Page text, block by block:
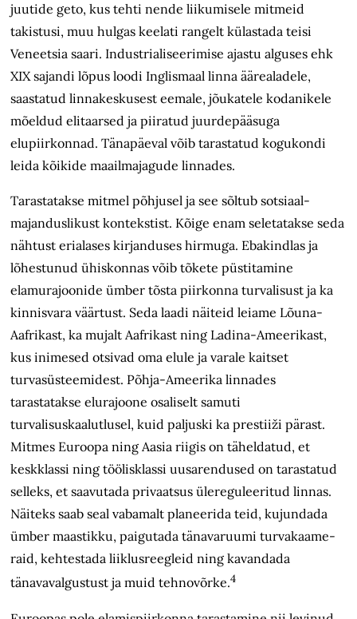
juutide geto, kus tehti nende liikumisele mitmeid
takistusi, muu hulgas keelati rangelt külastada teisi
Veneetsia saari. Industrialiseerimise ajastu alguses ehk
XIX sajandi lõpus loodi Inglismaal linna äärealadele,
saastatud linnakeskusest eemale, jõukatele kodanikele
mõeldud elitaarsed ja piiratud juurdepääsuga
elupiirkonnad. Tänapäeval võib tarastatud kogukondi
leida kõikide maailmajagude linnades.
Tarastatakse mitmel põhjusel ja see sõltub sotsiaal-
majanduslikust kontekstist. Kõige enam seletatakse seda
nähtust erialases kirjanduses hirmuga. Ebakindlas ja
lõhestunud ühiskonnas võib tõkete püstitamine
elamurajoonide ümber tõsta piirkonna turvalisust ja ka
kinnisvara väärtust. Seda laadi näiteid leiame Lõuna-
Aafrikast, ka mujalt Aafrikast ning Ladina-Ameerikast,
kus inimesed otsivad oma elule ja varale kaitset
turvasüsteemidest. Põhja-Ameerika linnades
tarastatakse elurajoone osaliselt samuti
turvalisuskaalutlusel, kuid paljuski ka prestiiži pärast.
Mitmes Euroopa ning Aasia riigis on täheldatud, et
keskklassi ning töölisklassi uusarendused on tarastatud
selleks, et saavutada privaatsus ülereguleeritud linnas.
Näiteks saab seal vabamalt planeerida teid, kujundada
ümber maastikku, paigutada tänavaruumi turvakaame­
raid, kehtestada liiklusreegleid ning kavandada
tänavavalgustust ja muid tehnovõrke.4